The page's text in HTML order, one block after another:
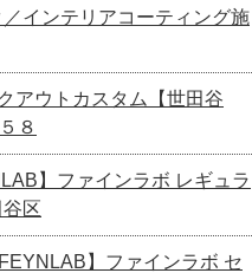
インテリアコーティング施
アウトカスタム【世田谷
８
】ファインラボ レギュラ
区
】ファインラボ セ